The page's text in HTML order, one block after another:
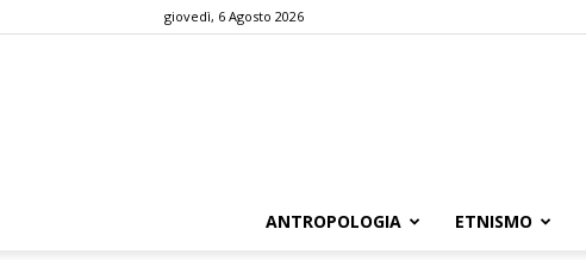
giovedì, 6 Agosto 2026
ANTROPOLOGIA ETNISMO